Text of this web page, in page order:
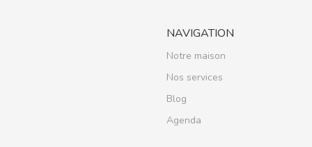
NAVIGATION
Notre maison
Nos services
Blog
Agenda